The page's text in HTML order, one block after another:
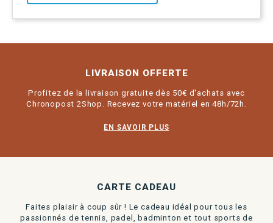
LIVRAISON OFFERTE
Profitez de la livraison gratuite dès 50€ d'achats avec
Chronopost 2Shop. Recevez votre matériel en 48h/72h.
EN SAVOIR PLUS
CARTE CADEAU
Faites plaisir à coup sûr ! Le cadeau idéal pour tous les
passionnés de tennis, padel, badminton et tout sports de